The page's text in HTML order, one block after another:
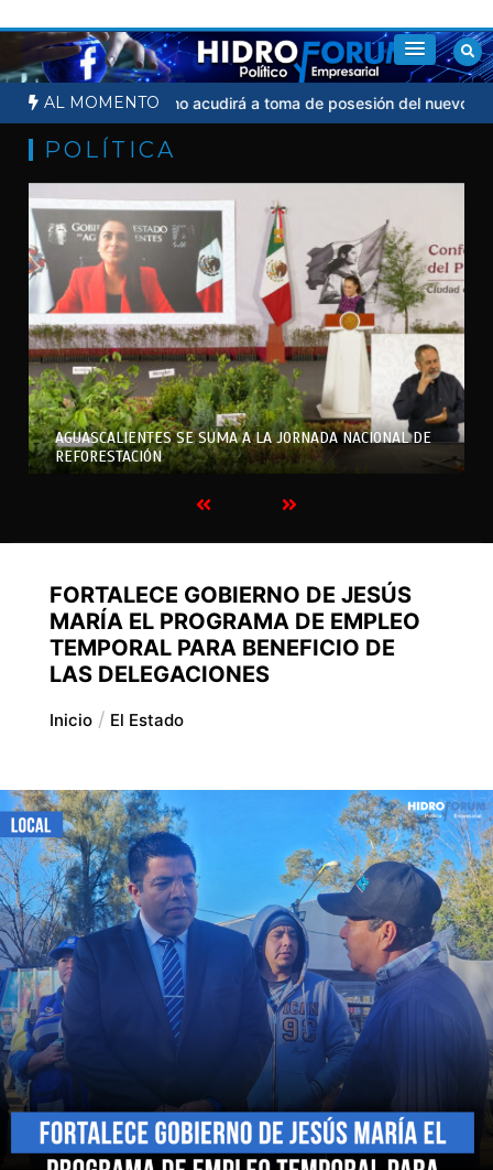
al
contenido
AL MOMENTO
Sheinbaum no acudirá a toma de posesión del nuevo
POLÍTICA
AGUASCALIENTES SE SUMA A LA JORNADA NACIONAL DE
REFORESTACIÓN
FORTALECE GOBIERNO DE JESÚS
MARÍA EL PROGRAMA DE EMPLEO
TEMPORAL PARA BENEFICIO DE
LAS DELEGACIONES
Inicio El Estado